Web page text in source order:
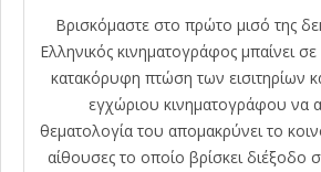
Βρισκόμαστε στο πρώτο μισό της
Ελληνικός κινηματογράφος μπαίνει
κατακόρυφη πτώση των εισιτηρίων
εγχώριου κινηματογράφου να
θεματολογία του απομακρύνει το
αίθουσες το οποίο βρίσκει διέξοδο